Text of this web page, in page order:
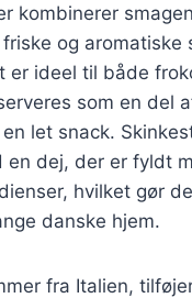
kombinerer
og aromatiske
er ideel til både
som en del
let snack.
en dej, der er fyldt
hvilket gør
danske hjem.
fra Italien,